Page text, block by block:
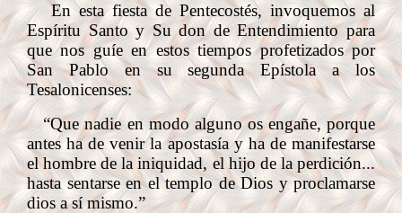
En esta fiesta de Pentecostés, invoquemos al
Espíritu Santo y Su don de Entendimiento para
que nos guíe en estos tiempos profetizados por
San Pablo en su segunda Epístola a los
Tesalonicenses:
“Que nadie en modo alguno os engañe, porque
antes ha de venir la apostasía y ha de manifestarse
el hombre de la iniquidad, el hijo de la perdición...
hasta sentarse en el templo de Dios y proclamarse
dios a sí mismo.”